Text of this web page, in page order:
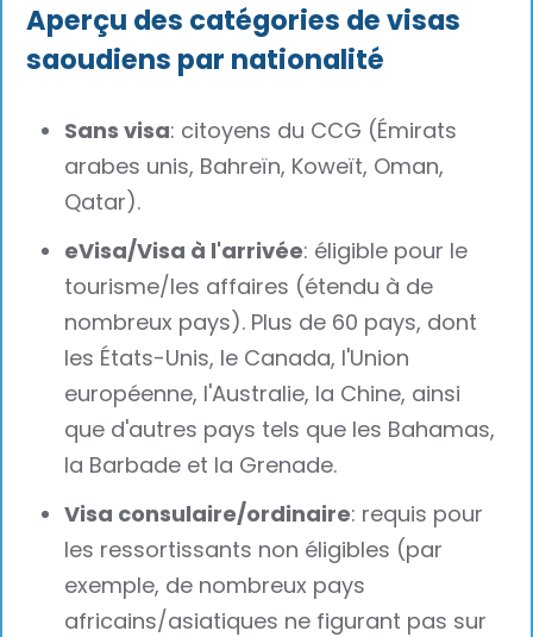
Aperçu des catégories de visas
saoudiens par nationalité
Sans visa: citoyens du CCG (Émirats
arabes unis, Bahreïn, Koweït, Oman,
Qatar).
eVisa/Visa à l'arrivée: éligible pour le
tourisme/les affaires (étendu à de
nombreux pays). Plus de 60 pays, dont
les États-Unis, le Canada, l'Union
européenne, l'Australie, la Chine, ainsi
que d'autres pays tels que les Bahamas,
la Barbade et la Grenade.
Visa consulaire/ordinaire: requis pour
les ressortissants non éligibles (par
exemple, de nombreux pays
africains/asiatiques ne figurant pas sur